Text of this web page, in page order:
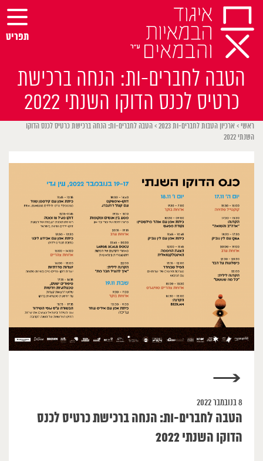
Skip
content
הטבה לחברים-ות: הנחה ברכישת
כרטיס לכנס הדוקו השנתי 2022
תפריט
ראשי > ארכיון הטבות לחברים-ות 2023 > הטבה לחברים-ות: הנחה ברכישת כרטיס לכנס הדוקו
השנתי 2022
→
8 בנובמבר 2022
הטבה לחברים-ות: הנחה ברכישת כרטיס לכנס
הדוקו השנתי 2022